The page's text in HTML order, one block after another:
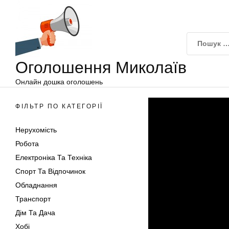
Оголошення Миколаїв
Онлайн дошка оголошень
ФІЛЬТР ПО КАТЕГОРІЇ
Нерухомість
Робота
Електроніка Та Техніка
Спорт Та Відпочинок
Обладнання
Транспорт
Дім Та Дача
Хобі